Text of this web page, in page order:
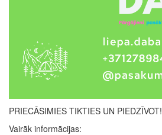
PRIECĀSIMIES TIKTIES UN PIEDZĪVOT!
Vairāk informācijas: